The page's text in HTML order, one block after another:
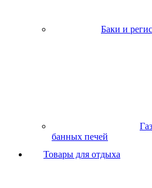
Баки и
банных печей
Товары для отдыха